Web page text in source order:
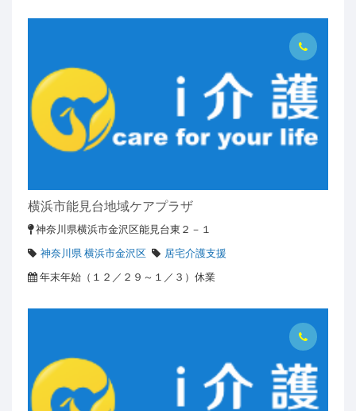
横浜市能見台地域ケアプラザ
神奈川県横浜市金沢区能見台東２－１
神奈川県 横浜市金沢区
居宅介護支援
年末年始（１２／２９～１／３）休業